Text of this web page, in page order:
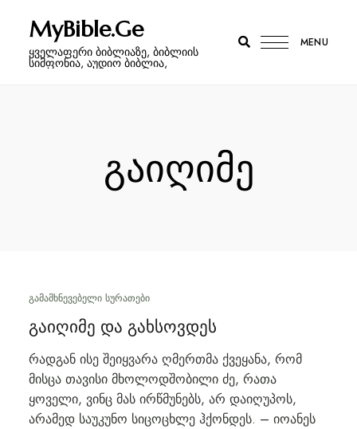
MyBible.Ge
ყველაფერი ბიბლიაზე, ბიბლიის
სიმფონია, აუდიო ბიბლია,
MENU
გაიღიმე
ᲒᲐᲛᲐᲛᲮᲜᲔᲕᲔᲑᲔᲚᲘ ᲡᲣᲠᲐᲗᲔᲑᲘ
გაიღიმე და გახსოვდეს
რადგან ისე შეიყვარა ღმერთმა ქვეყანა, რომ
მისცა თავისი მხოლოდშობილი ძე, რათა
ყოველი, ვინც მას ირწმუნებს, არ დაიღუპოს,
არამედ საუკუნო სიცოცხლე ჰქონდეს. – იოანეს